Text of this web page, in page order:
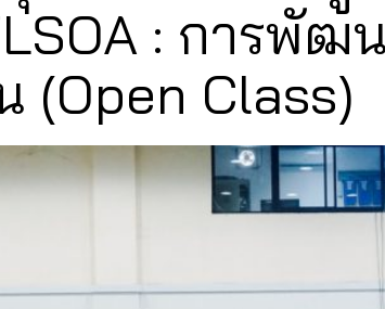
: การพัฒ
(Open Class)